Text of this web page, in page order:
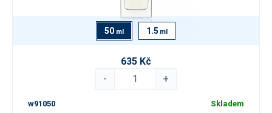
50 ml 1.5 ml
635 Kč
-
+
w91050 Skladem